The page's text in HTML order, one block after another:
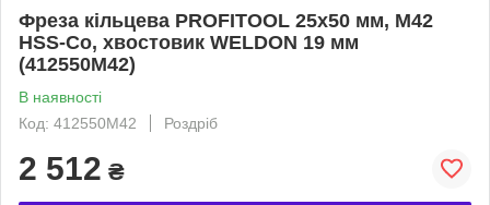
Фреза кільцева PROFITOOL 25х50 мм, M42
HSS-Co, хвостовик WELDON 19 мм
(412550M42)
В наявності
Код: 412550M42
Роздріб
2 512 ₴